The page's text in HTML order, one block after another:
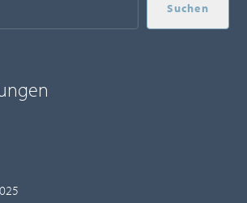
Suchen